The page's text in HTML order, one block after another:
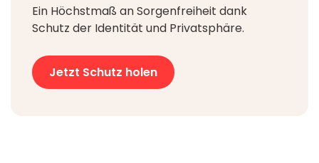
Ein Höchstmaß an Sorgenfreiheit dank
Schutz der Identität und Privatsphäre.
Jetzt Schutz holen